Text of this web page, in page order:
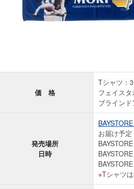
価 格
Tシャツ：
フェイス
ブライン
発売場所
日時
お届け予
Tシャツ